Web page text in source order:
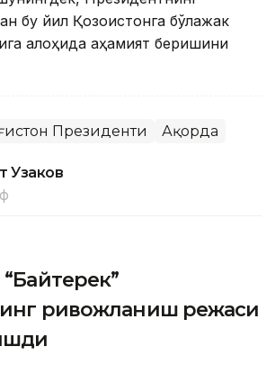
бу йил Қозоғистонга бўлажак
алоҳида аҳамият беришини
Президенти Ақорда
Узаков
ривожланиш режаси